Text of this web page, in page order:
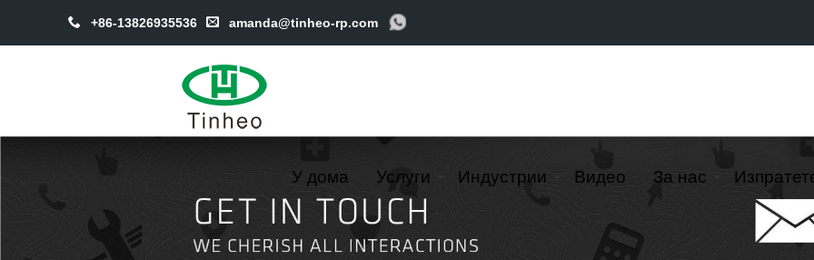
+86-13826935536 amanda@tinheo-rp.com
У дома Услуги Индустрии Видео За нас